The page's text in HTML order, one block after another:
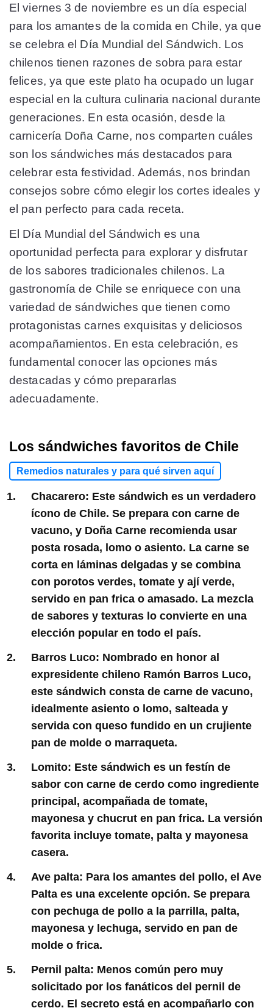
El viernes 3 de noviembre es un día especial
para los amantes de la comida en Chile, ya que
se celebra el Día Mundial del Sándwich. Los
chilenos tienen razones de sobra para estar
felices, ya que este plato ha ocupado un lugar
especial en la cultura culinaria nacional durante
generaciones. En esta ocasión, desde la
carnicería Doña Carne, nos comparten cuáles
son los sándwiches más destacados para
celebrar esta festividad. Además, nos brindan
consejos sobre cómo elegir los cortes ideales y
el pan perfecto para cada receta.
El Día Mundial del Sándwich es una
oportunidad perfecta para explorar y disfrutar
de los sabores tradicionales chilenos. La
gastronomía de Chile se enriquece con una
variedad de sándwiches que tienen como
protagonistas carnes exquisitas y deliciosos
acompañamientos. En esta celebración, es
fundamental conocer las opciones más
destacadas y cómo prepararlas
adecuadamente.
Los sándwiches favoritos de Chile
Remedios naturales y para qué sirven aquí
Chacarero: Este sándwich es un verdadero
ícono de Chile. Se prepara con carne de
vacuno, y Doña Carne recomienda usar
posta rosada, lomo o asiento. La carne se
corta en láminas delgadas y se combina
con porotos verdes, tomate y ají verde,
servido en pan frica o amasado. La mezcla
de sabores y texturas lo convierte en una
elección popular en todo el país.
Barros Luco: Nombrado en honor al
expresidente chileno Ramón Barros Luco,
este sándwich consta de carne de vacuno,
idealmente asiento o lomo, salteada y
servida con queso fundido en un crujiente
pan de molde o marraqueta.
Lomito: Este sándwich es un festín de
sabor con carne de cerdo como ingrediente
principal, acompañada de tomate,
mayonesa y chucrut en pan frica. La versión
favorita incluye tomate, palta y mayonesa
casera.
Ave palta: Para los amantes del pollo, el Ave
Palta es una excelente opción. Se prepara
con pechuga de pollo a la parrilla, palta,
mayonesa y lechuga, servido en pan de
molde o frica.
Pernil palta: Menos común pero muy
solicitado por los fanáticos del pernil de
cerdo. El secreto está en acompañarlo con